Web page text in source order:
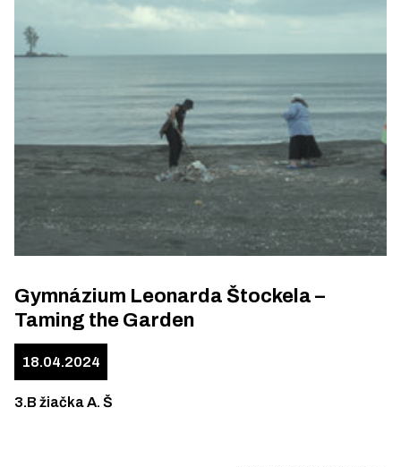
Gymnázium Leonarda Štockela –
Taming the Garden
18.04.2024
3.B žiačka A. Š